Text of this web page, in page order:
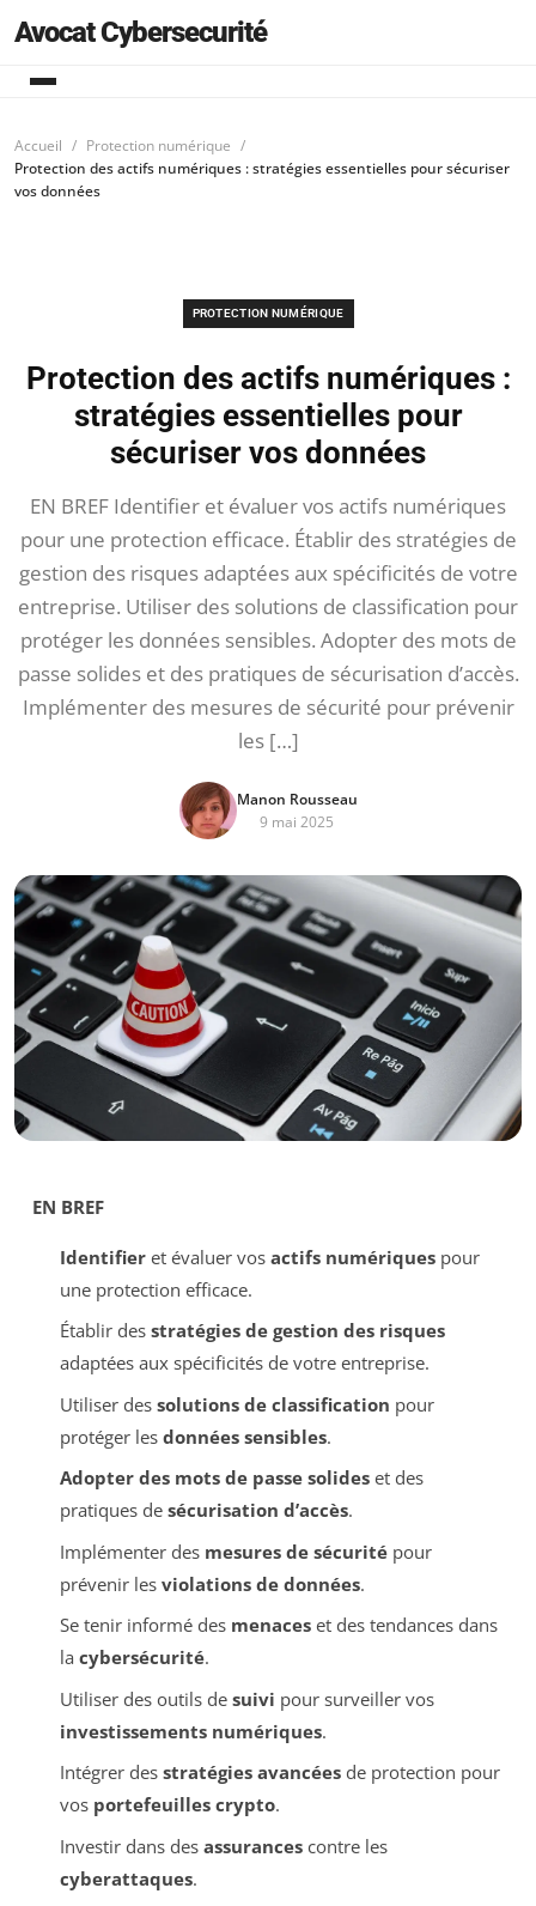
Avocat Cybersecurité
Accueil
Protection numérique
Protection des actifs numériques : stratégies essentielles pour sécuriser
vos données
PROTECTION NUMÉRIQUE
Protection des actifs numériques :
stratégies essentielles pour
sécuriser vos données
EN BREF Identifier et évaluer vos actifs numériques
pour une protection efficace. Établir des stratégies de
gestion des risques adaptées aux spécificités de votre
entreprise. Utiliser des solutions de classification pour
protéger les données sensibles. Adopter des mots de
passe solides et des pratiques de sécurisation d’accès.
Implémenter des mesures de sécurité pour prévenir
les […]
Manon Rousseau
9 mai 2025
EN BREF
Identifieret évaluer vos actifs numériquespour
une protection efficace.
Établir des stratégies de gestion des risques
adaptées aux spécificités de votre entreprise.
Utiliser des solutions de classification pour
protéger les données sensibles.
Adopter des mots de passe solideset des
pratiques de sécurisation d’accès.
Implémenter des mesures de sécuritépour
prévenir les violations de données.
Se tenir informé des menaceset des tendances dans
la cybersécurité.
Utiliser des outils de suivi pour surveiller vos
investissements numériques.
Intégrer des stratégies avancéesde protection pour
vos portefeuilles crypto.
Investir dans des assurancescontre les
cyberattaques.